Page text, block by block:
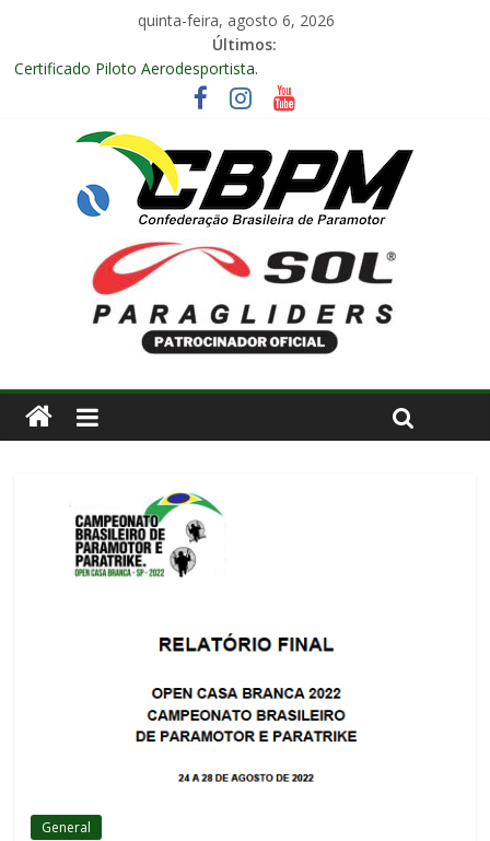
quinta-feira, agosto 6, 2026
Últimos:
Certificado Piloto Aerodesportista.
Encontro Nacional de Aerodesporto no Arraiá Aéreo realizado
no Aeroclube de Bauru – SP.
Anuidade 2026
Arraiá Aéreo 2025 em Bauru – SP
Decisão Nº 675, 16 anos.
General